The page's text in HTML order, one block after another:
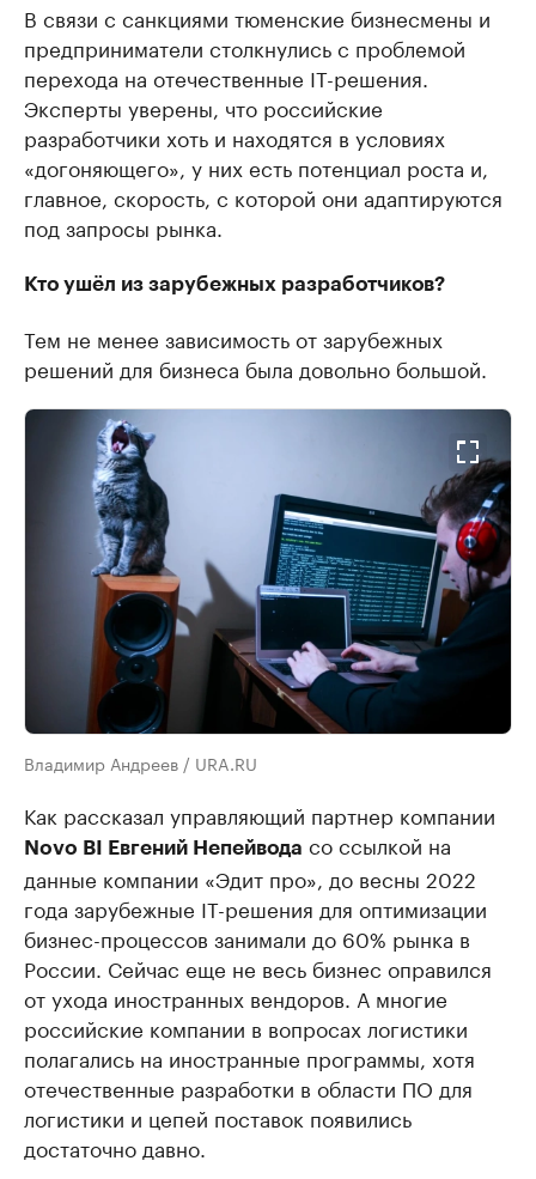
В связи с санкциями тюменские бизнесмены и
предприниматели столкнулись с проблемой
перехода на отечественные IT-решения.
Эксперты уверены, что российские
разработчики хоть и находятся в условиях
«догоняющего», у них есть потенциал роста и,
главное, скорость, с которой они адаптируются
под запросы рынка.
Кто ушёл из зарубежных разработчиков?
Тем не менее зависимость от зарубежных
решений для бизнеса была довольно большой.
Владимир Андреев / URA.RU
Как рассказал управляющий партнер компании
Novo BI Евгений Непейвода со ссылкой на
данные компании «Эдит про», до весны 2022
года зарубежные IT-решения для оптимизации
бизнес-процессов занимали до 60% рынка в
России. Сейчас еще не весь бизнес оправился
от ухода иностранных вендоров. А многие
российские компании в вопросах логистики
полагались на иностранные программы, хотя
отечественные разработки в области ПО для
логистики и цепей поставок появились
достаточно давно.